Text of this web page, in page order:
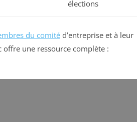
élections
du comité d’entreprise et à leur
une ressource complète :